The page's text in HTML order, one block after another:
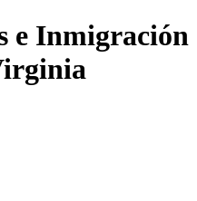
e Inmigración